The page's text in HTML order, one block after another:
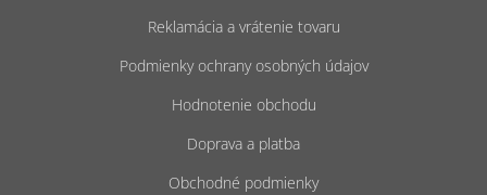
Reklamácia a vrátenie tovaru
Podmienky ochrany osobných údajov
Hodnotenie obchodu
Doprava a platba
Obchodné podmienky